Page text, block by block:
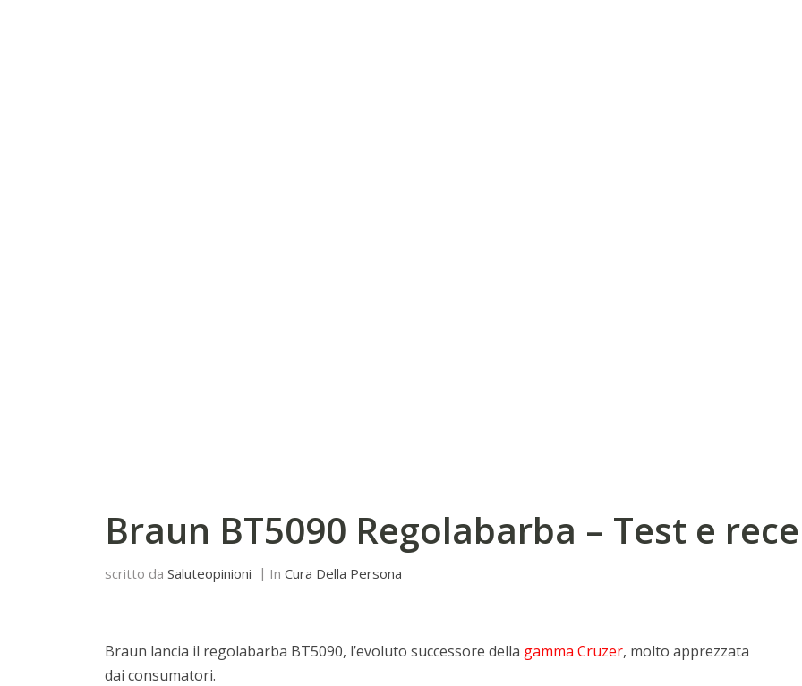
Braun BT5090 Regolabarba – Test e
scritto da Saluteopinioni In Cura Della Persona
Braun lancia il regolabarba BT5090, l’evoluto successore della gamma Cruzer, molto apprezzata
dai consumatori.